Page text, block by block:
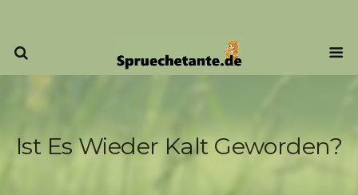
Ist Es Wieder Kalt Geworden?